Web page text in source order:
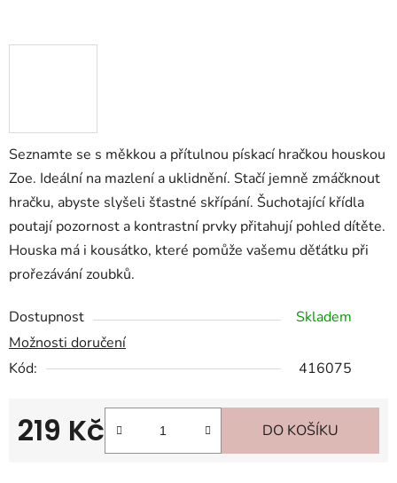
Seznamte se s měkkou a přítulnou pískací hračkou houskou
Zoe. Ideální na mazlení a uklidnění. Stačí jemně zmáčknout
hračku, abyste slyšeli šťastné skřípání. Šuchotající křídla
poutají pozornost a kontrastní prvky přitahují pohled dítěte.
Houska má i kousátko, které pomůže vašemu děťátku při
prořezávání zoubků.
Dostupnost
Skladem
Možnosti doručení
Kód:
416075
219 Kč DO KOŠÍKU